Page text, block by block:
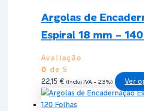
Argolas de
Espiral 18 mm –
Avaliação
0 de 5
22,15€ (Inclui IVA - 23%) Ver